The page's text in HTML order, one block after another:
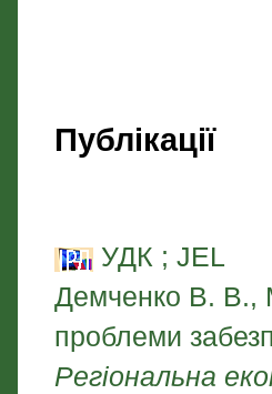
Публікації
УДК ; JEL
Демченко В. В.,
проблеми
Регіональна